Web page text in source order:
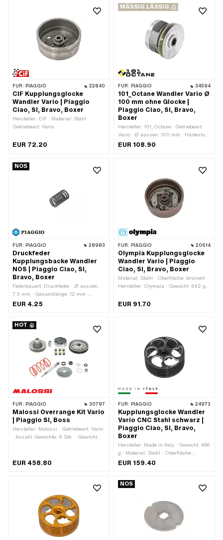
Farbe: grau · Farbe: schwarz · Farbe:
Anwendungsbereich: Tuning
FÜR: PIAGGIO 22840
CIF Kupplungsglocke
Wandler Vario | Piaggio
Ciao, SI, Bravo, Boxer
Hersteller: CIF · Material: Stahl ·
Getriebeart: Vario
EUR 72.20
MÄSSIG LÄSSIG
FÜR: PIAGGIO 34594
101_Octane Wandler Vario Ø
100 mm ohne Glocke |
Piaggio Ciao, SI, Bravo,
Boxer
Hersteller: 101_Octane · Getriebeart:
Vario · Ø aussen: 100 mm · Härtestufe
Gegendruckfeder: Standard (30 kg -
EUR 108.90
NOS
FÜR: PIAGGIO 28983
Druckfeder
Kupplungsbacke Wandler
NOS | Piaggio Ciao, SI,
Bravo, Boxer
Federbauart: Druckfeder · Ø aussen:
7.5 mm · Gesamtlänge: 12 mm ·
Hersteller: Piaggio
EUR 4.25
FÜR: PIAGGIO 20614
Olympia Kupplungsglocke
Wandler Vario | Piaggio
Ciao, SI, Bravo, Boxer
Material: Stahl · Oberfläche: brüniert ·
Hersteller: Olympia · Gewicht: 642 g ·
Ø aussen: 103 mm · Dicke: 42 mm ·
EUR 91.70
HOT
FÜR: PIAGGIO 30797
Malossi Overrange Kit Vario
| Piaggio SI, Boss
Hersteller: Malossi · Getriebeart: Vario
· Anzahl Gewichte: 6 Stk. · Gewicht
Variomatik aussen: 102 mm
EUR 458.80
FÜR: PIAGGIO 24973
Kupplungsglocke Wandler
Vario CNC Stahl schwarz |
Piaggio Ciao, SI, Bravo,
Boxer
Hersteller: Made in Italy · Gewicht: 486
g · Material: Stahl · Oberfläche:
eloxiert · Getriebeart: Vario
EUR 159.40
NOS